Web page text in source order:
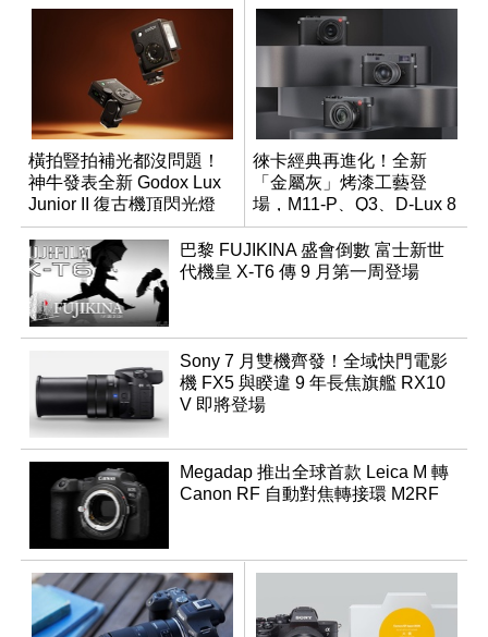
橫拍豎拍補光都沒問題！
神牛發表全新 Godox Lux
Junior II 復古機頂閃光燈
徠卡經典再進化！全新
「金屬灰」烤漆工藝登
場，M11-P、Q3、D-Lux 8
領銜換裝
巴黎 FUJIKINA 盛會倒數 富士新世
代機皇 X-T6 傳 9 月第一周登場
Sony 7 月雙機齊發！全域快門電影
機 FX5 與睽違 9 年長焦旗艦 RX10
V 即將登場
Megadap 推出全球首款 Leica M 轉
Canon RF 自動對焦轉接環 M2RF